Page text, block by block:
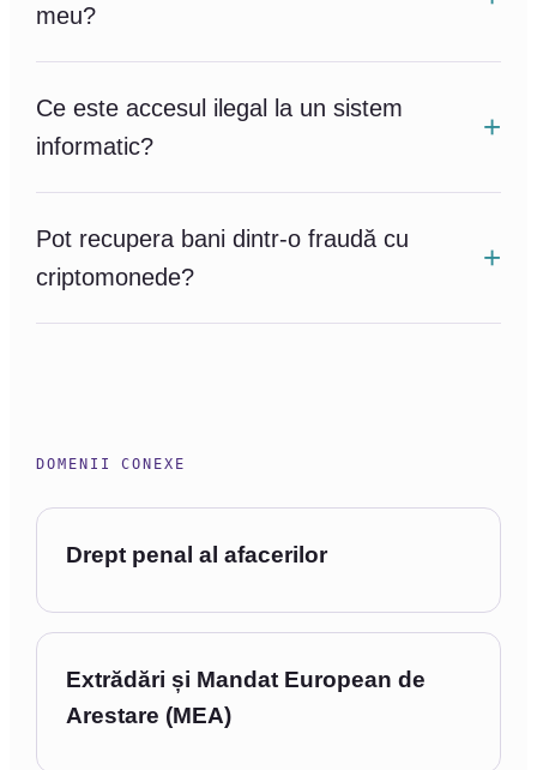
meu?
Ce este accesul ilegal la un sistem
informatic?
Pot recupera bani dintr-o fraudă cu
criptomonede?
DOMENII CONEXE
Drept penal al afacerilor
Extrădări și Mandat European de
Arestare (MEA)